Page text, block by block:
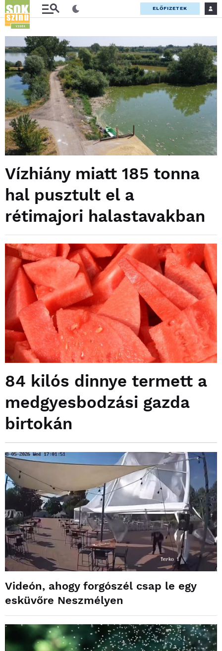
ELŐFIZETEK
Vízhiány miatt 185 tonna
hal pusztult el a
rétimajori halastavakban
84 kilós dinnye termett a
medgyesbodzási gazda
birtokán
Videón, ahogy forgószél csap le egy
esküvőre Neszmélyen